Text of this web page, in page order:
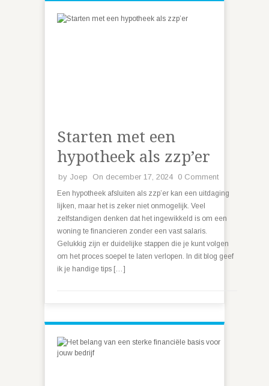
Starten met een
hypotheek als zzp’er
by Joep On december 17, 2024 0 Comment
Een hypotheek afsluiten als zzp’er kan een uitdaging
lijken, maar het is zeker niet onmogelijk. Veel
zelfstandigen denken dat het ingewikkeld is om een
woning te financieren zonder een vast salaris.
Gelukkig zijn er duidelijke stappen die je kunt volgen
om het proces soepel te laten verlopen. In dit blog geef
ik je handige tips […]